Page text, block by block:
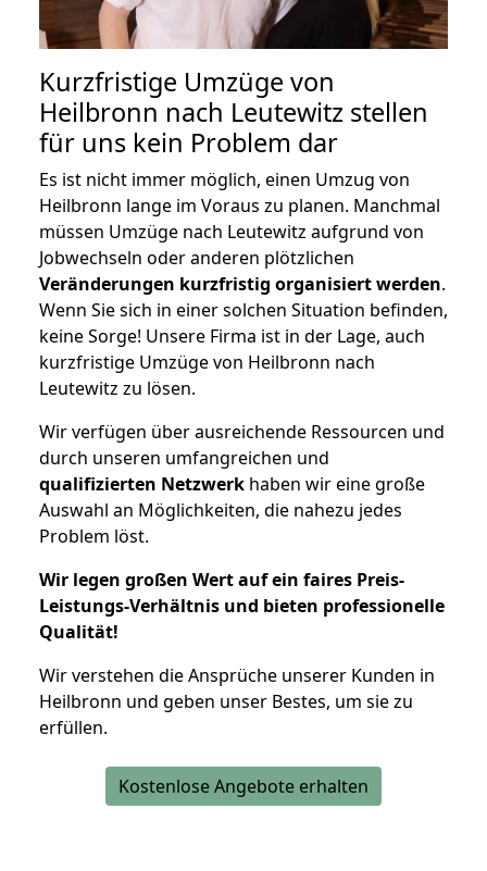
Kurzfristige Umzüge von
Heilbronn nach Leutewitz stellen
für uns kein Problem dar
Es ist nicht immer möglich, einen Umzug von
Heilbronn lange im Voraus zu planen. Manchmal
müssen Umzüge nach Leutewitz aufgrund von
Jobwechseln oder anderen plötzlichen
Veränderungen kurzfristig organisiert werden.
Wenn Sie sich in einer solchen Situation befinden,
keine Sorge! Unsere Firma ist in der Lage, auch
kurzfristige Umzüge von Heilbronn nach
Leutewitz zu lösen.
Wir verfügen über ausreichende Ressourcen und
durch unseren umfangreichen und
qualifizierten Netzwerk haben wir eine große
Auswahl an Möglichkeiten, die nahezu jedes
Problem löst.
Wir legen großen Wert auf ein faires Preis-
Leistungs-Verhältnis und bieten professionelle
Qualität!
Wir verstehen die Ansprüche unserer Kunden in
Heilbronn und geben unser Bestes, um sie zu
erfüllen.
Kostenlose Angebote erhalten